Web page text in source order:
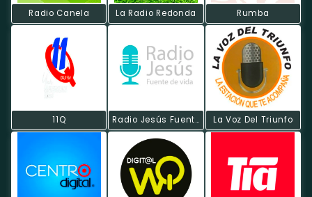
Radio Canela La Radio Redonda Rumba
11Q Radio Jesús Fuente De Vida La Voz Del Triunfo